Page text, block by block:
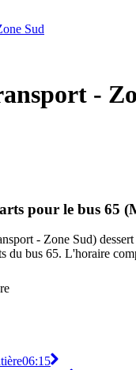
Sud
-
pour le bus 65
- Zone Sud)
du bus 65. L'horaire
06:15